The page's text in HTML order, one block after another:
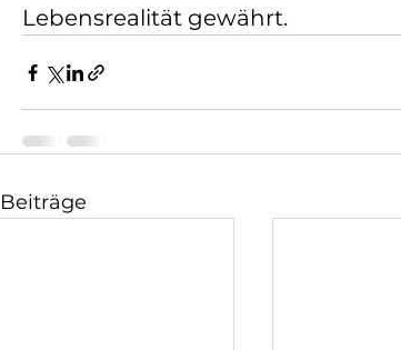
Lebensrealität gewährt.